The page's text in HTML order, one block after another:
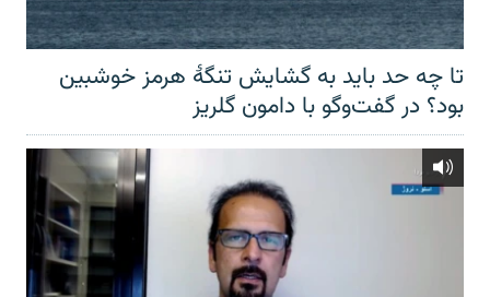
تا چه حد باید به گشایش تنگهٔ هرمز خوشبین
بود؟ در گفت‌وگو با دامون گلریز